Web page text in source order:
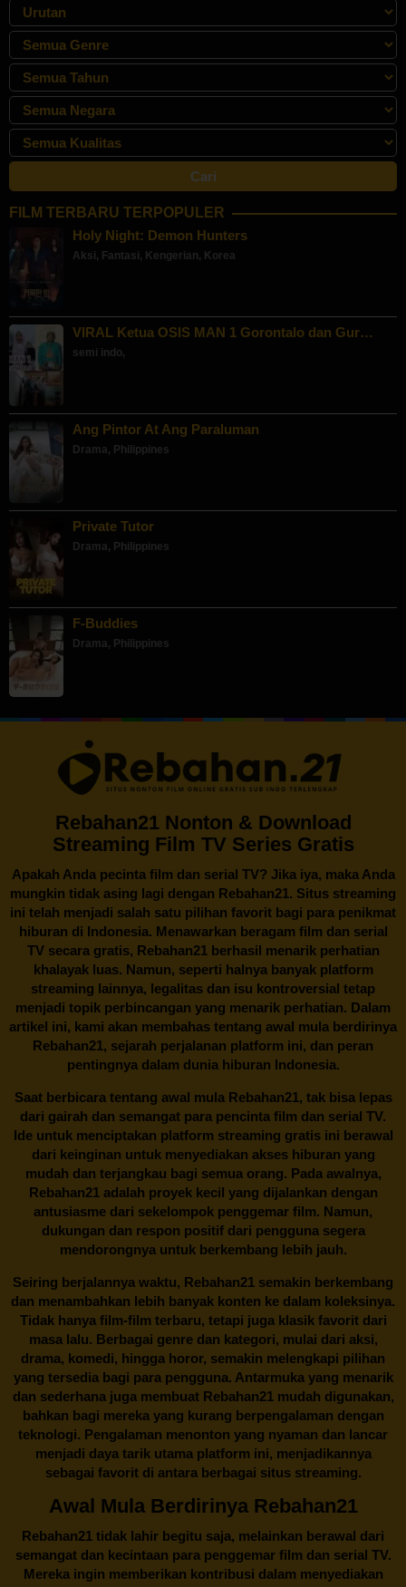
FILM TERBARU TERPOPULER
Holy Night: Demon Hunters
Aksi , Fantasi , Kengerian, Korea
VIRAL Ketua OSIS MAN 1 Gorontalo dan Gur…
semi indo,
Ang Pintor At Ang Paraluman
Drama, Philippines
Private Tutor
Drama, Philippines
F-Buddies
Drama, Philippines
Rebahan21 Nonton & Download
Streaming Film TV Series Gratis
Apakah Anda pecinta film dan serial TV? Jika iya, maka Anda
mungkin tidak asing lagi dengan Rebahan21. Situs streaming
ini telah menjadi salah satu pilihan favorit bagi para penikmat
hiburan di Indonesia. Menawarkan beragam film dan serial
TV secara gratis, Rebahan21berhasil menarik perhatian
khalayak luas. Namun, seperti halnya banyak platform
streaming lainnya, legalitas dan isu kontroversial tetap
menjadi topik perbincangan yang menarik perhatian. Dalam
artikel ini, kami akan membahas tentang awal mula berdirinya
Rebahan21, sejarah perjalanan platform ini, dan peran
pentingnya dalam dunia hiburan Indonesia.
Saat berbicara tentang awal mula Rebahan21, tak bisa lepas
dari gairah dan semangat para pencinta film dan serial TV.
Ide untuk menciptakan platform streaming gratis ini berawal
dari keinginan untuk menyediakan akses hiburan yang
mudah dan terjangkau bagi semua orang. Pada awalnya,
Rebahan21 adalah proyek kecil yang dijalankan dengan
antusiasme dari sekelompok penggemar film. Namun,
dukungan dan respon positif dari pengguna segera
mendorongnya untuk berkembang lebih jauh.
Seiring berjalannya waktu, Rebahan21 semakin berkembang
dan menambahkan lebih banyak konten ke dalam koleksinya.
Tidak hanya film-film terbaru, tetapi juga klasik favorit dari
masa lalu. Berbagai genre dan kategori, mulai dari aksi,
drama, komedi, hingga horor, semakin melengkapi pilihan
yang tersedia bagi para pengguna. Antarmuka yang menarik
dan sederhana juga membuatRebahan21mudah digunakan,
bahkan bagi mereka yang kurang berpengalaman dengan
teknologi. Pengalaman menonton yang nyaman dan lancar
menjadi daya tarik utama platform ini, menjadikannya
sebagai favorit di antara berbagai situs streaming.
Awal Mula Berdirinya Rebahan21
Rebahan21 tidak lahir begitu saja, melainkan berawal dari
semangat dan kecintaan para penggemar film dan serial TV.
Mereka ingin memberikan kontribusi dalam menyediakan